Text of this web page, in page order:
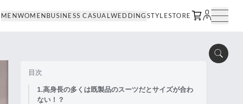
MENWOMEN BUSINESS CASUAL WEDDING STYLESTORE
目次
1.高身長の多くは既製品のスーツだとサイズが合わ
ない！？